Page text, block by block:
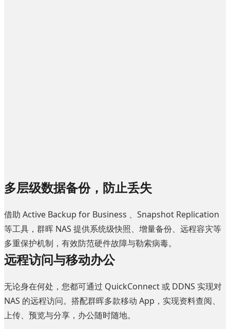
多层级数据备份，防止丢失
借助 Active Backup for Business 、Snapshot Replication
等工具，群晖 NAS 提供系统级快照、增量备份、远程容灾等
多重保护机制，有效防范硬件故障与勒索病毒。
远程访问与移动办公
无论身在何处，您都可通过 QuickConnect 或 DDNS 实现对
NAS 的远程访问。搭配群晖多款移动 App，实现资料查阅、
上传、预览与分享，办公随时随地。